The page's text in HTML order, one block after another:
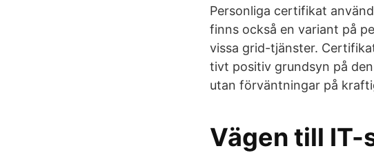
Personliga certifikat
finns också en variant på
vissa grid-tjänster.
tivt positiv grundsyn på
utan förväntningar på
Vägen till